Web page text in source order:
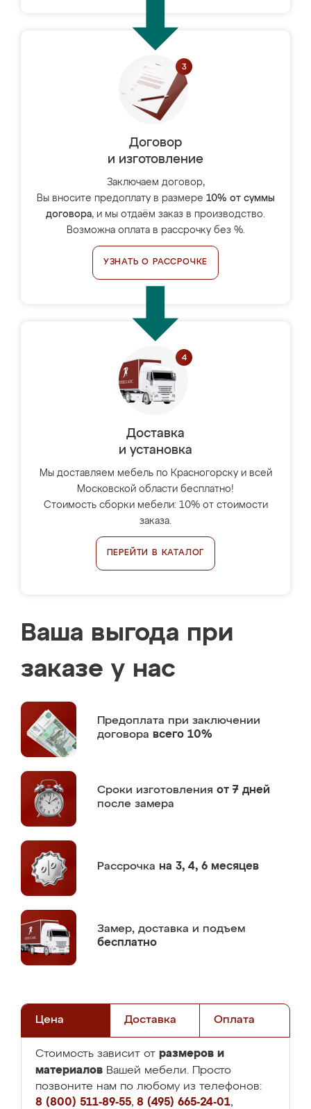
Договор
и изготовление
Заключаем договор,
Вы вносите предоплату в размере 10% от суммы
договора, и мы отдаём заказ в производство.
Возможна оплата в рассрочку без %.
УЗНАТЬ О РАССРОЧКЕ
Доставка
и установка
Мы доставляем мебель по Красногорску и всей
Московской области бесплатно!
Стоимость сборки мебели: 10% от стоимости
заказа.
ПЕРЕЙТИ В КАТАЛОГ
Ваша выгода при
заказе у нас
Предоплата при заключении
договора всего 10%
Сроки изготовления от 7 дней
после замера
Рассрочка на 3, 4, 6 месяцев
Замер, доставка и подъем
бесплатно
Цена Доставка Оплата
Стоимость зависит от размеров и
материалов Вашей мебели. Просто
позвоните нам по любому из телефонов:
8 (800) 511-89-55, 8 (495) 665-24-01,